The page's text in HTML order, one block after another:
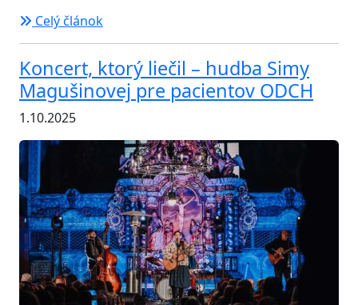
Celý článok
Koncert, ktorý liečil – hudba Simy
Magušinovej pre pacientov ODCH
1.10.2025